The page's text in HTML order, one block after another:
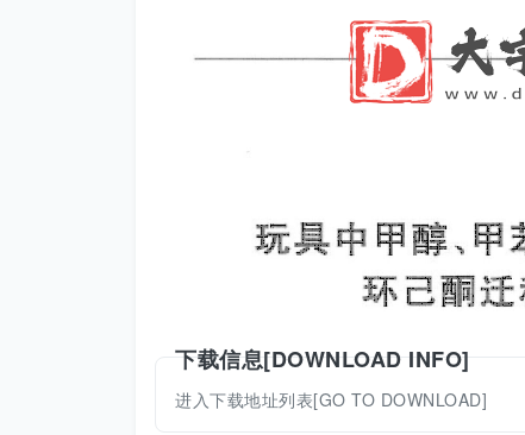
下载信息[DOWNLOAD INFO]
进入下载地址列表[GO TO DOWNLOAD]